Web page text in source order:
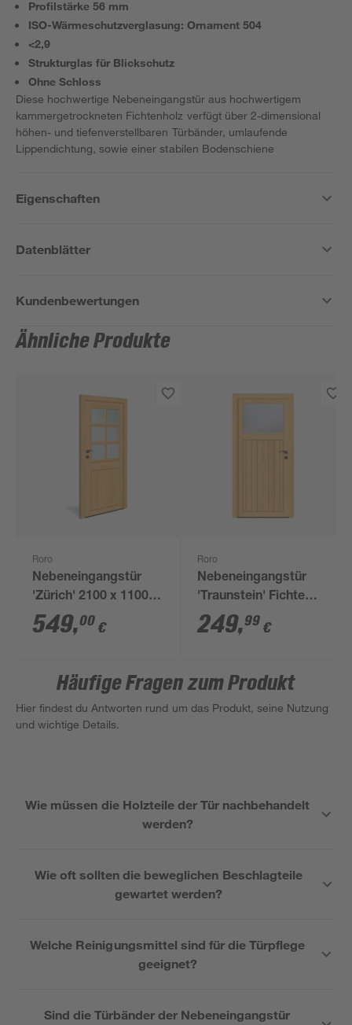
Profilstärke 56 mm
ISO-Wärmeschutzverglasung: Ornament 504
<2,9
Strukturglas für Blickschutz
Ohne Schloss
Diese hochwertige Nebeneingangstür aus hochwertigem
kammergetrockneten Fichtenholz verfügt über 2-dimensional
höhen- und tiefenverstellbaren Türbänder, umlaufende
Lippendichtung, sowie einer stabilen Bodenschiene
Eigenschaften
Datenblätter
Kundenbewertungen
Ähnliche Produkte
Roro
Nebeneingangstür
'Zürich' 2100 x 1100
mm DIN links
549,00 €
Roro
Nebeneingangstür
'Traunstein' Fichte
980 x 1980 links
249,99 €
Häufige Fragen zum Produkt
Hier findest du Antworten rund um das Produkt, seine Nutzung
und wichtige Details.
Wie müssen die Holzteile der Tür nachbehandelt
werden?
Wie oft sollten die beweglichen Beschlagteile
gewartet werden?
Welche Reinigungsmittel sind für die Türpflege
geeignet?
Sind die Türbänder der Nebeneingangstür